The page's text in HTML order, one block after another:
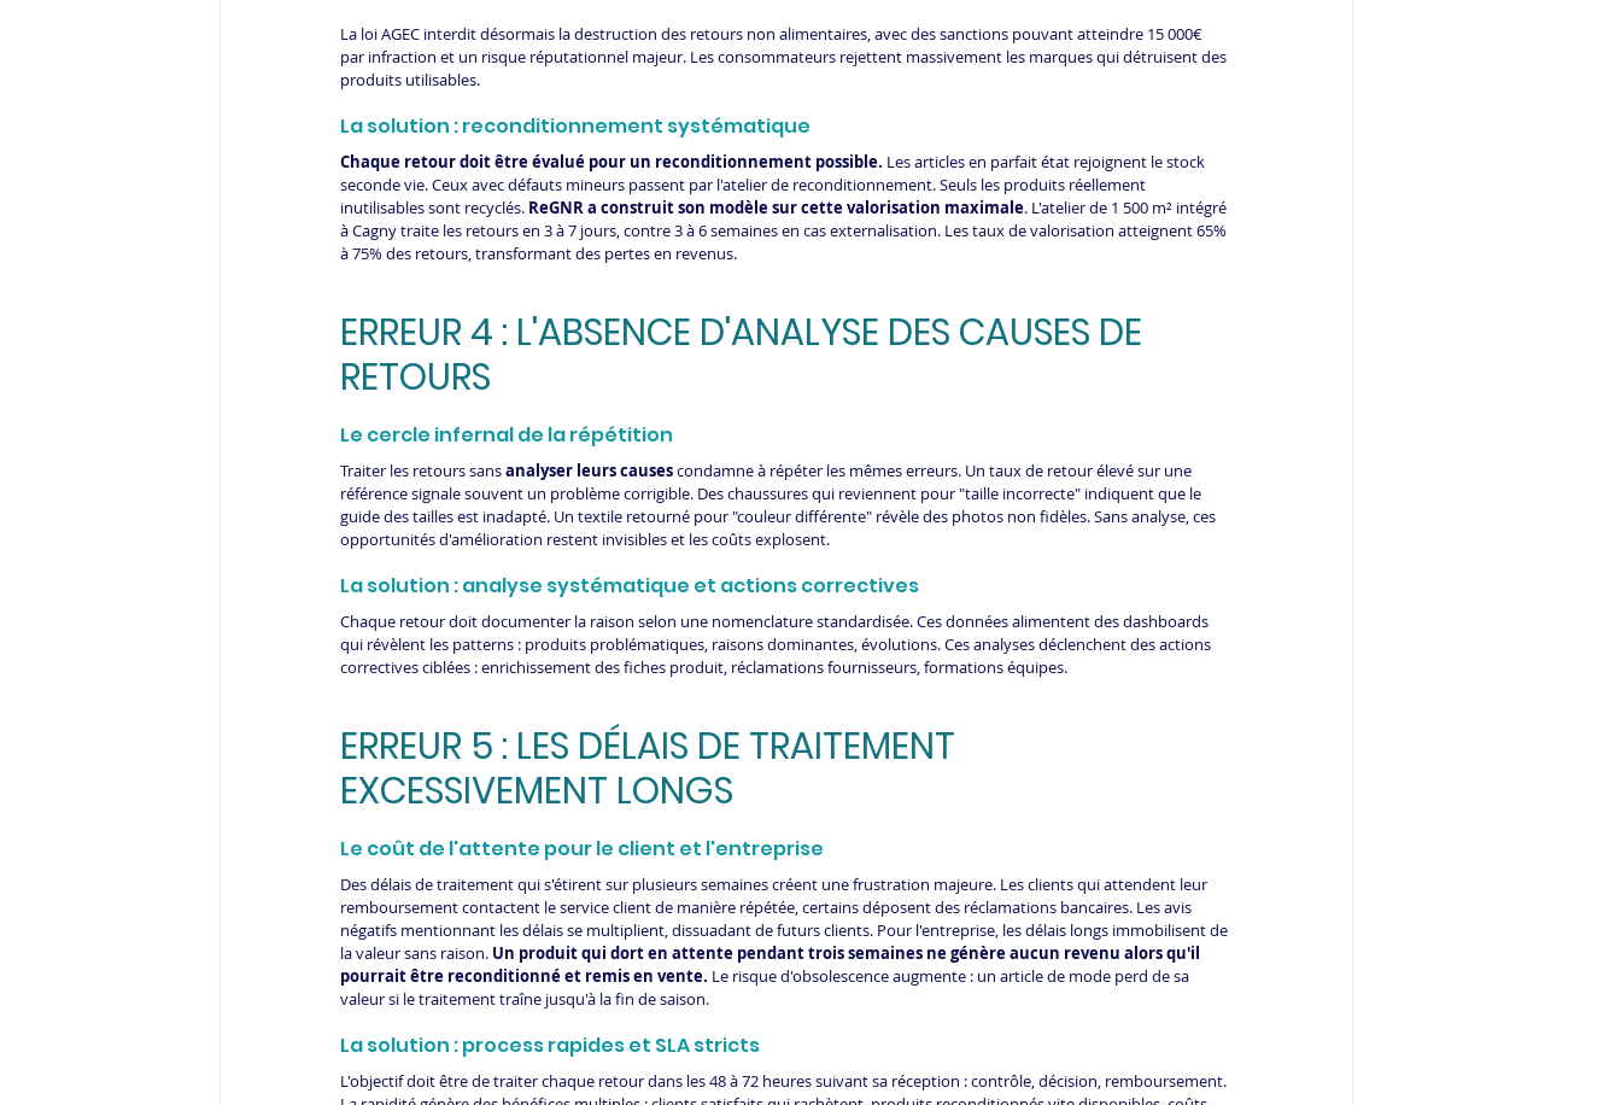
La loi AGEC interdit désormais la destruction des retours non alimentaires, avec des sanctions pouvant atteindre 15 000€
par infraction et un risque réputationnel majeur. Les consommateurs rejettent massivement les marques qui détruisent des
produits utilisables.
La solution : reconditionnement systématique
Chaque retour doit être évalué pour un reconditionnement possible. Les articles en parfait état rejoignent le stock
seconde vie. Ceux avec défauts mineurs passent par l'atelier de reconditionnement. Seuls les produits réellement
inutilisables sont recyclés. ReGNR a construit son modèle sur cette valorisation maximale. L'atelier de 1 500 m² intégré
à Cagny traite les retours en 3 à 7 jours, contre 3 à 6 semaines en cas externalisation. Les taux de valorisation atteignent 65%
à 75% des retours, transformant des pertes en revenus.
ERREUR 4 : L'ABSENCE D'ANALYSE DES CAUSES DE
RETOURS
Le cercle infernal de la répétition
Traiter les retours sans analyser leurs causes condamne à répéter les mêmes erreurs. Un taux de retour élevé sur une
référence signale souvent un problème corrigible. Des chaussures qui reviennent pour "taille incorrecte" indiquent que le
guide des tailles est inadapté. Un textile retourné pour "couleur différente" révèle des photos non fidèles. Sans analyse, ces
opportunités d'amélioration restent invisibles et les coûts explosent.
La solution : analyse systématique et actions correctives
Chaque retour doit documenter la raison selon une nomenclature standardisée. Ces données alimentent des dashboards
qui révèlent les patterns : produits problématiques, raisons dominantes, évolutions. Ces analyses déclenchent des actions
correctives ciblées : enrichissement des fiches produit, réclamations fournisseurs, formations équipes.
ERREUR 5 : LES DÉLAIS DE TRAITEMENT
EXCESSIVEMENT LONGS
Le coût de l'attente pour le client et l'entreprise
Des délais de traitement qui s'étirent sur plusieurs semaines créent une frustration majeure. Les clients qui attendent leur
remboursement contactent le service client de manière répétée, certains déposent des réclamations bancaires. Les avis
négatifs mentionnant les délais se multiplient, dissuadant de futurs clients. Pour l'entreprise, les délais longs immobilisent de
la valeur sans raison. Un produit qui dort en attente pendant trois semaines ne génère aucun revenu alors qu'il
pourrait être reconditionné et remis en vente. Le risque d'obsolescence augmente : un article de mode perd de sa
valeur si le traitement traîne jusqu'à la fin de saison.
La solution : process rapides et SLA stricts
L'objectif doit être de traiter chaque retour dans les 48 à 72 heures suivant sa réception : contrôle, décision, remboursement.